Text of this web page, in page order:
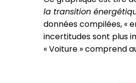
la tran­si­tion
données compilées, «
incer­ti­tudes sont plus
« Voiture » comprend